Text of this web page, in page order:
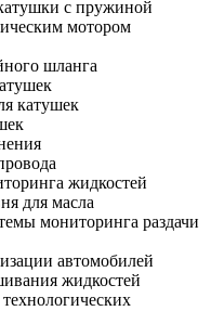
с пружиной
мотором
шланга
катушек
жидкостей
для масла
мониторинга раздачи
автомобилей
жидкостей